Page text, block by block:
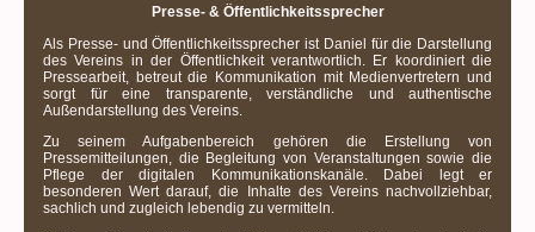
Presse- & Öffentlichkeitssprecher
Als Presse- und Öffentlichkeits­sprecher ist Daniel für die Darstellung
des Vereins in der Öffentlichkeit verantwortlich. Er koordiniert die
Pressearbeit, betreut die Kommunikation mit Medienvertretern und
sorgt für eine transparente, verständliche und authentische
Außendarstellung des Vereins.
Zu seinem Aufgabenbereich gehören die Erstellung von
Pressemitteilungen, die Begleitung von Veranstaltungen sowie die
Pflege der digitalen Kommunikationskanäle. Dabei legt er
besonderen Wert darauf, die Inhalte des Vereins nachvollziehbar,
sachlich und zugleich lebendig zu vermitteln.